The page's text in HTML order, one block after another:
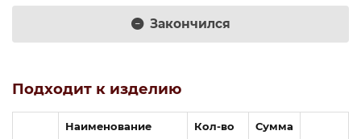
Закончился
Подходит к изделию
Наименование Кол-во Сумма